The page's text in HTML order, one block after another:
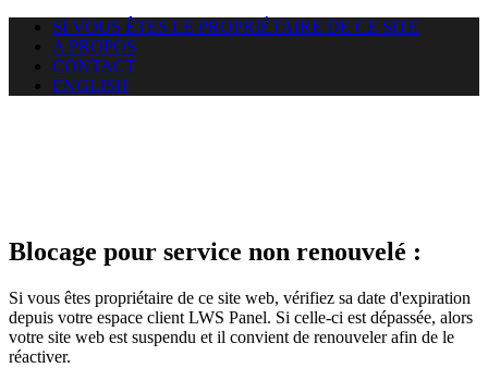
SI VOUS ÊTES LE PROPRIÉTAIRE DE CE SITE
A PROPOS
CONTACT
ENGLISH
Blocage pour service non renouvelé :
Si vous êtes propriétaire de ce site web, vérifiez sa date d'expiration
depuis votre espace client LWS Panel. Si celle-ci est dépassée, alors
votre site web est suspendu et il convient de renouveler afin de le
réactiver.